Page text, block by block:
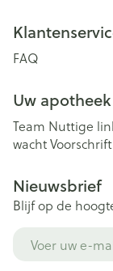
FAQ
Uw apotheek
Team Nuttige
wachtVoorschrift
Nieuwsbrief
Blijf op de